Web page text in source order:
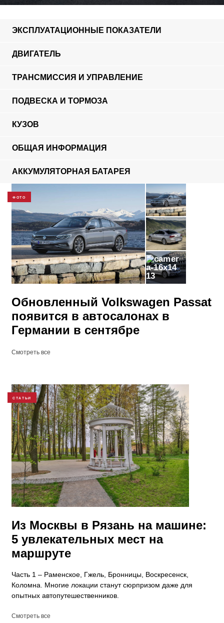
ЭКСПЛУАТАЦИОННЫЕ ПОКАЗАТЕЛИ
ДВИГАТЕЛЬ
ТРАНСМИССИЯ И УПРАВЛЕНИЕ
ПОДВЕСКА И ТОРМОЗА
КУЗОВ
ОБЩАЯ ИНФОРМАЦИЯ
АККУМУЛЯТОРНАЯ БАТАРЕЯ
ФОТО
13
Обновленный Volkswagen Passat
появится в автосалонах в
Германии в сентябре
Смотреть все
СТАТЬИ
Из Москвы в Рязань на машине:
5 увлекательных мест на
маршруте
Часть 1 – Раменское, Гжель, Бронницы, Воскресенск,
Коломна. Многие локации станут сюрпризом даже для
опытных автопутешественников.
Смотреть все